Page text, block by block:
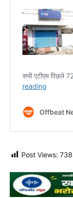
Post Views: 738